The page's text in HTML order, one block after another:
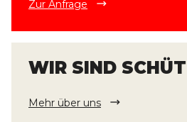
Zur Anfrage
WIR SIND
Mehr über uns